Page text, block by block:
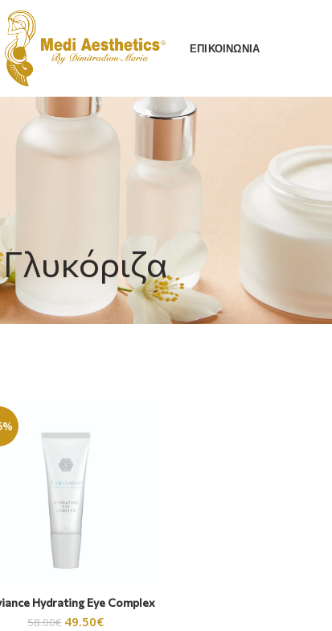
ΕΠΙΚΟΙΝΩΝΙΑ
Γλυκόριζα
Hydrating Eye Complex
58.00€ 49.50€